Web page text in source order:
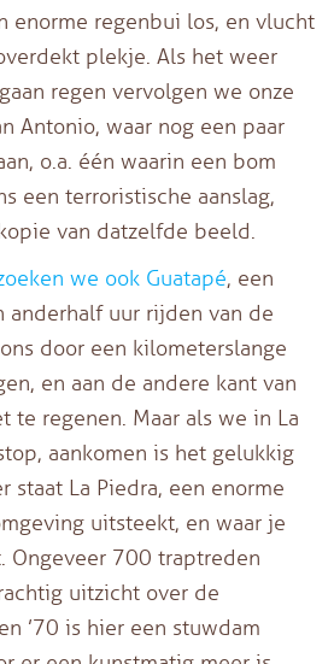
enorme regenbui los, en vlucht
plekje. Als het weer
regen vervolgen we onze
Antonio, waar nog een paar
o.a. één waarin een bom
een terroristische aanslag,
van datzelfde beeld.
we ook Guatapé, een
anderhalf uur rijden van de
door een kilometerslange
en aan de andere kant van
te regenen. Maar als we in La
aankomen is het gelukkig
staat La Piedra, een enorme
uitsteekt, en waar je
Ongeveer 700 traptreden
uitzicht over de
’70 is hier een stuwdam